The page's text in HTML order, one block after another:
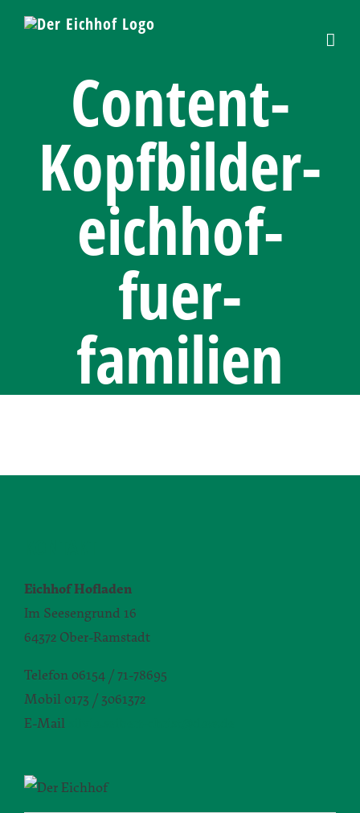
Skip
Content-
Kopfbilder-
eichhof-
fuer-
familien
Eichhof Hofladen
Im Seesengrund 16
64372 Ober-Ramstadt
Telefon 06154 / 71-78695
Mobil 0173 / 3061372
E-Mail